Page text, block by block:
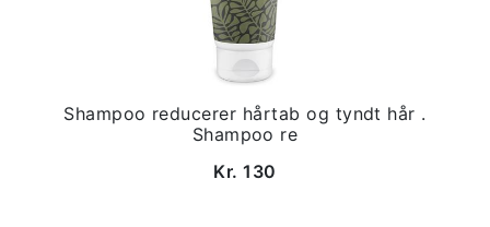
Shampoo reducerer hårtab og tyndt hår .
Shampoo re
Kr. 130